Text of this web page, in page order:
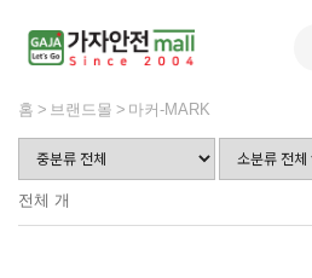
홈 브랜드몰 마커-MARK
전체 개